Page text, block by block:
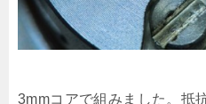
3mmコアで組みました。抵